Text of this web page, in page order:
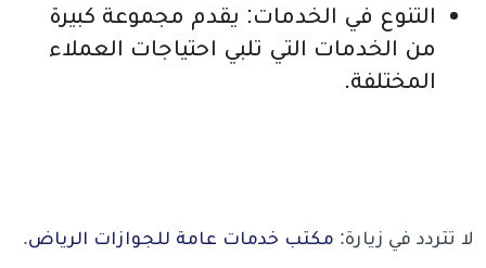
التنوع في الخدمات: يقدم مجموعة كبيرة
من الخدمات التي تلبي احتياجات العملاء
المختلفة.
لا تتردد في زيارة: مكتب خدمات عامة للجوازات الرياض.